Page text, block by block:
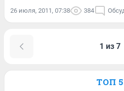
26 июля, 2011, 07:38 384
1 из 7
ТОП 5